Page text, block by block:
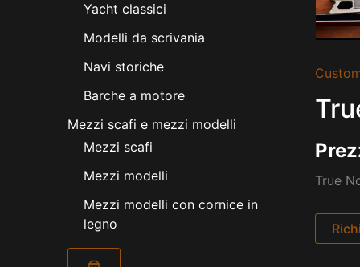
Yacht classici
Modelli da scrivania
Navi storiche
Barche a motore
Mezzi scafi e mezzi modelli
Mezzi scafi
Mezzi modelli
Mezzi modelli con cornice in
legno
True